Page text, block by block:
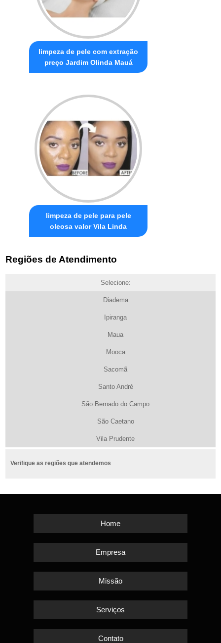
limpeza de pele com extração
preço Jardim Olinda Mauá
limpeza de pele para pele
oleosa valor Vila Linda
Regiões de Atendimento
Selecione:
Diadema
Ipiranga
Maua
Mooca
Sacomã
Santo André
São Bernado do Campo
São Caetano
Vila Prudente
Verifique as regiões que atendemos
Home
Empresa
Missão
Serviços
Contato